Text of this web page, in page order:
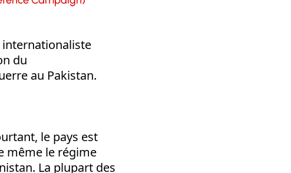
internationaliste
du
au Pakistan.
le pays est
même le régime
La plupart des